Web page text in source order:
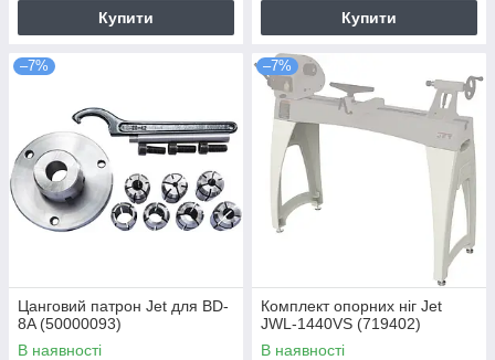
Купити Купити
–7%
Цанговий патрон Jet для ВD-
8A (50000093)
В наявності
–7%
Комплект опорних ніг Jet
JWL-1440VS (719402)
В наявності